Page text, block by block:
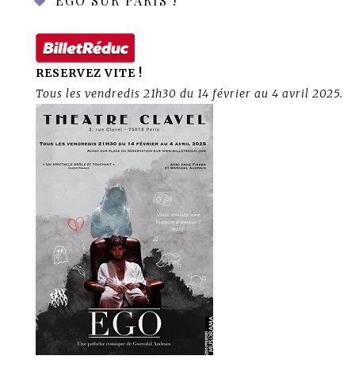
RESERVEZ VITE !
Tous les vendredis 21h30 du 14 février au 4 avril 2025.